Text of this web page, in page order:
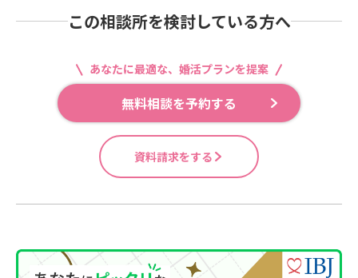
この相談所を検討している方へ
あなたに最適な、婚活プランを提案
無料相談を予約する
資料請求をする